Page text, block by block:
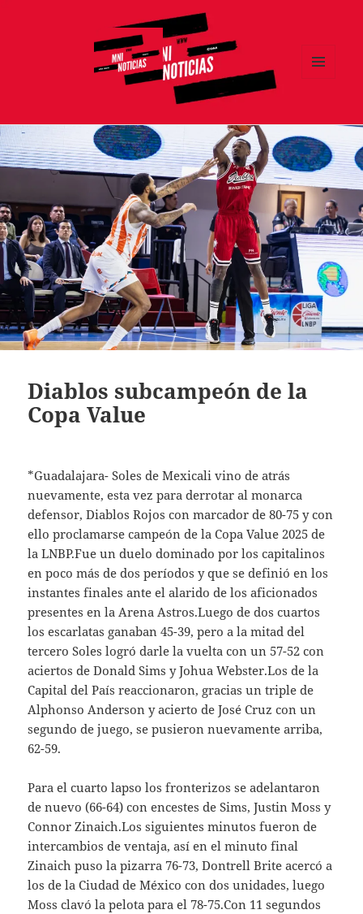
Diablos subcampeón de la
Copa Value
*Guadalajara- Soles de Mexicali vino de atrás
nuevamente, esta vez para derrotar al monarca
defensor, Diablos Rojos con marcador de 80-75 y con
ello proclamarse campeón de la Copa Value 2025 de
la LNBP.Fue un duelo dominado por los capitalinos
en poco más de dos períodos y que se definió en los
instantes finales ante el alarido de los aficionados
presentes en la Arena Astros.Luego de dos cuartos
los escarlatas ganaban 45-39, pero a la mitad del
tercero Soles logró darle la vuelta con un 57-52 con
aciertos de Donald Sims y Johua Webster.Los de la
Capital del País reaccionaron, gracias un triple de
Alphonso Anderson y acierto de José Cruz con un
segundo de juego, se pusieron nuevamente arriba,
62-59.
Para el cuarto lapso los fronterizos se adelantaron
de nuevo (66-64) con encestes de Sims, Justin Moss y
Connor Zinaich.Los siguientes minutos fueron de
intercambios de ventaja, así en el minuto final
Zinaich puso la pizarra 76-73, Dontrell Brite acercó a
los de la Ciudad de México con dos unidades, luego
Moss clavó la pelota para el 78-75.Con 11 segundos